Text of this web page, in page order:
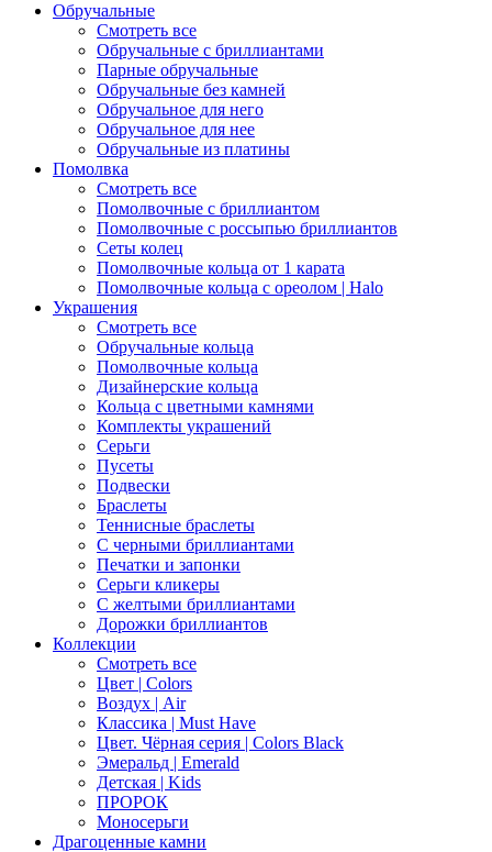
Обручальные
Смотреть все
Обручальные с бриллиантами
Парные обручальные
Обручальные без камней
Обручальное для него
Обручальное для нее
Обручальные из платины
Помолвка
Смотреть все
Помолвочные с бриллиантом
Помолвочные с россыпью бриллиантов
Сеты колец
Помолвочные кольца от 1 карата
Помолвочные кольца с ореолом | Halo
Украшения
Смотреть все
Обручальные кольца
Помолвочные кольца
Дизайнерские кольца
Кольца с цветными камнями
Комплекты украшений
Серьги
Пусеты
Подвески
Браслеты
Теннисные браслеты
C черными бриллиантами
Печатки и запонки
Серьги кликеры
С желтыми бриллиантами
Дорожки бриллиантов
Коллекции
Смотреть все
Цвет | Colors
Воздух | Air
Классика | Must Have
Цвет. Чёрная серия | Colors Black
Эмеральд | Emerald
Детская | Kids
ПРОРОК
Моносерьги
Драгоценные камни